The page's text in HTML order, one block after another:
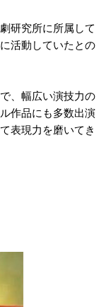
研究所に所属して
活動していたとの
、幅広い演技力の
作品にも多数出演
表現力を磨いてき